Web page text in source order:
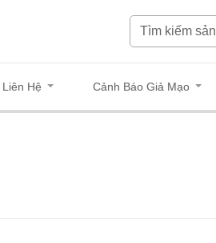
Liên Hệ Cảnh Báo Giả Mạo